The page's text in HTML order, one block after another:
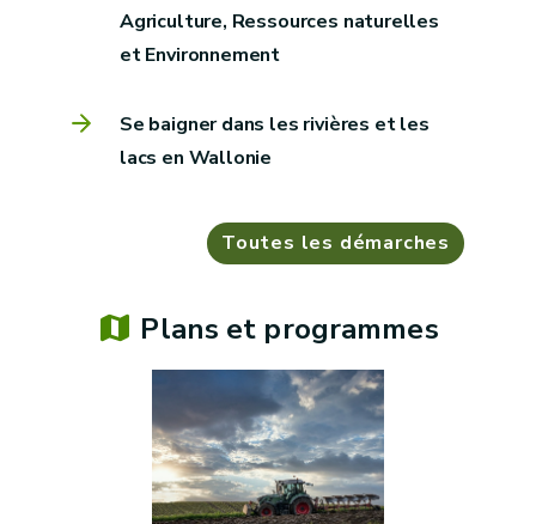
Agriculture, Ressources naturelles
et Environnement
Se baigner dans les rivières et les
lacs en Wallonie
Toutes les démarches
Plans et programmes